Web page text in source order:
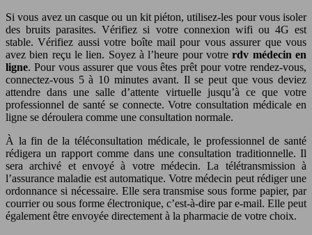
Si vous avez un casque ou un kit piéton, utilisez-les pour vous isoler
des bruits parasites. Vérifiez si votre connexion wifi ou 4G est
stable. Vérifiez aussi votre boîte mail pour vous assurer que vous
avez bien reçu le lien. Soyez à l’heure pour votrerdv médecin en
ligne. Pour vous assurer que vous êtes prêt pour votre rendez-vous,
connectez-vous 5 à 10 minutes avant. Il se peut que vous deviez
attendre dans une salle d’attente virtuelle jusqu’à ce que votre
professionnel de santé se connecte. Votre consultation médicale en
ligne se déroulera comme une consultation normale.
À la fin de la téléconsultation médicale, le professionnel de santé
rédigera un rapport comme dans une consultation traditionnelle. Il
sera archivé et envoyé à votre médecin. La télétransmission à
l’assurance maladie est automatique. Votre médecin peut rédiger une
ordonnance si nécessaire. Elle sera transmise sous forme papier, par
courrier ou sous forme électronique, c’est-à-dire par e-mail. Elle peut
également être envoyée directement à la pharmacie de votre choix.